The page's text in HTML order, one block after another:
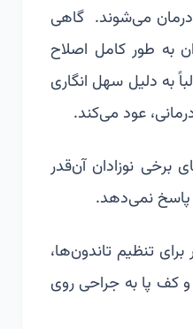
می‌شوند. گاهی
به طور کامل اصلاح
به دلیل سهل انگاری
عود می‌کند.
برخی نوزادان آن‌قدر
نمی‌دهد.
تنظیم تاندون‌ها،
کف پا به جراحی روی